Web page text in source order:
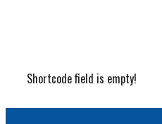
Shortcode field is empty!